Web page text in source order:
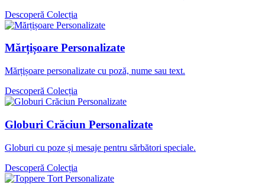
Descoperă Colecția
Mărțișoare Personalizate
Mărțișoare personalizate cu poză, nume sau text.
Descoperă Colecția
Globuri Crăciun Personalizate
Globuri cu poze și mesaje pentru sărbători speciale.
Descoperă Colecția